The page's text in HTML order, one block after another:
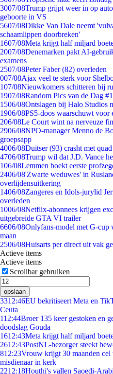
3007/08Trump grijpt weer in op
geboorte in VS
5607/08Dikke Van Dale neemt
schaamlippen doorbreken'
1607/08Meta krijgt half miljard
2007/08Denemarken pakt AI-
examens
2507/08Peter Faber (82) overleden
007/08Ajax veel te sterk voor
107/08Nieuwkomers schitteren bij
1907/08Random Pics van de Dag
1506/08Ontslagen bij Halo Studios
1906/08PS5-doos waarschuwt voor
206/08Le Court wint na nerveuze
2906/08NPO-manager Menno de
groepsapp
4006/08Duitser (93) crasht met
4706/08Trump wil dat J.D. Vance
106/08Lemmen boekt eerste
2406/08'Zwarte weduwes' in
overlijdensuitkering
1406/08Zangeres en Idols-jurylid
overleden
1006/08Netflix-abonnees krijgen
uitgebreide GTA VI trailer
6606/08Onlyfans-model met G-cup
maan
2506/08Huisarts per direct uit vak
Actieve items
Actieve items
Scrollbar gebruiken
opslaan
3312:46EU bekritiseert Meta en
Ceuta
112:44Broer 135 keer gestoken en
doodslag Gouda
1612:43Meta krijgt half miljard
2612:43PostNL-bezorger steekt
812:23Vrouw krijgt 30 maanden
misdienaar in kerk
2212:18Houthi's vallen Saoedi-